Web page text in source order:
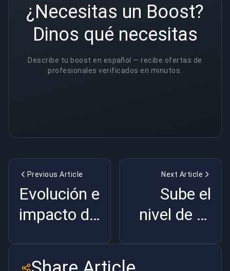
¿Necesitas un Boost?
Dinos qué necesitas
Describe tu boost en español — recibe ofertas de
profesionales verificados en minutos.
Previous Article
Evolución e
impacto de
servicios
Next Article
Sube el
nivel de tu